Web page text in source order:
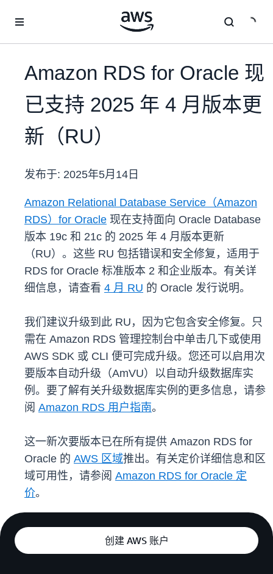
Amazon RDS for Oracle 现
已支持 2025 年 4 月版本更
新（RU）
发布于: 2025年5月14日
Amazon Relational Database Service（Amazon
RDS）for Oracle 现在支持面向 Oracle Database
版本 19c 和 21c 的 2025 年 4 月版本更新
（RU）。这些 RU 包括错误和安全修复，适用于
RDS for Oracle 标准版本 2 和企业版本。有关详
细信息，请查看 4 月 RU 的 Oracle 发行说明。
我们建议升级到此 RU，因为它包含安全修复。只
需在 Amazon RDS 管理控制台中单击几下或使用
AWS SDK 或 CLI 便可完成升级。您还可以启用次
要版本自动升级（AmVU）以自动升级数据库实
例。要了解有关升级数据库实例的更多信息，请参
阅 Amazon RDS 用户指南。
这一新次要版本已在所有提供 Amazon RDS for
Oracle 的 AWS 区域推出。有关定价详细信息和区
域可用性，请参阅 Amazon RDS for Oracle 定
价。
创建 AWS 账户